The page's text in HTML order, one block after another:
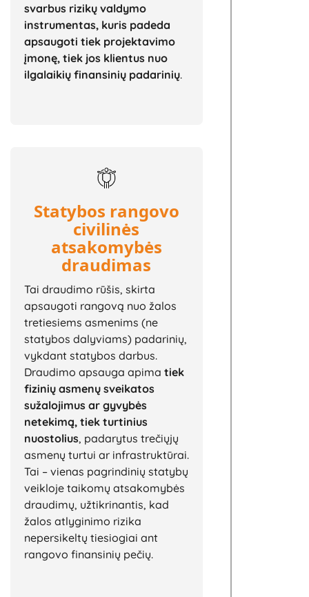
svarbus rizikų valdymo
instrumentas, kuris padeda
apsaugoti tiek projektavimo
įmonę, tiek jos klientus nuo
ilgalaikių finansinių padarinių.
Statybos rangovo
civilinės
atsakomybės
draudimas
Tai draudimo rūšis, skirta
apsaugoti rangovą nuo žalos
tretiesiems asmenims (ne
statybos dalyviams) padarinių,
vykdant statybos darbus.
Draudimo apsauga apima tiek
fizinių asmenų sveikatos
sužalojimus ar gyvybės
netekimą, tiek turtinius
nuostolius, padarytus trečiųjų
asmenų turtui ar infrastruktūrai.
Tai – vienas pagrindinių statybų
veikloje taikomų atsakomybės
draudimų, užtikrinantis, kad
žalos atlyginimo rizika
nepersikeltų tiesiogiai ant
rangovo finansinių pečių.